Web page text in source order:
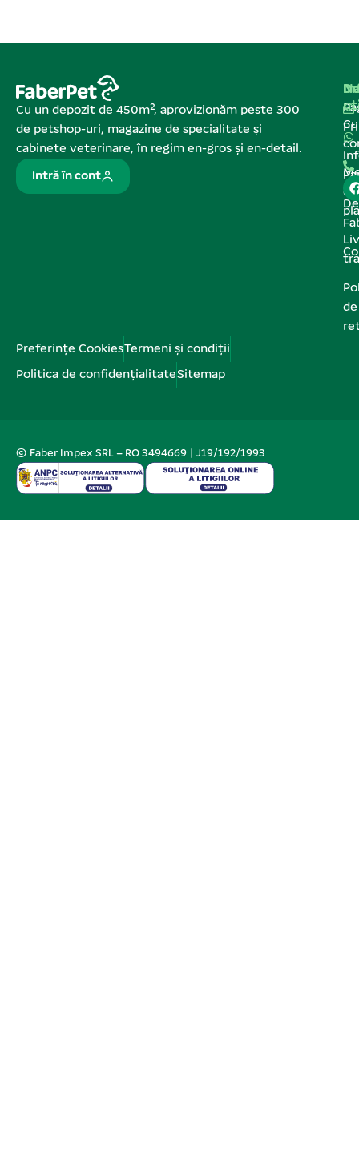
Cu un depozit de 450m², aprovizionăm peste 300
de petshop-uri, magazine de specialitate și
cabinete veterinare, în regim en-gros și en-detail.
Intră în cont
de
de
Preferințe CookiesTermeni și condiții
Politica de confidențialitateSitemap
© Faber Impex SRL – RO 3494669 | J19/192/1993